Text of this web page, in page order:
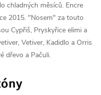
chladných měsíců. Encre
2015. "Nosem" za touto
Cypřiš, Pryskyřice elimi a
Vetiver, Kadidlo a Orris
dřevo a Pačuli.